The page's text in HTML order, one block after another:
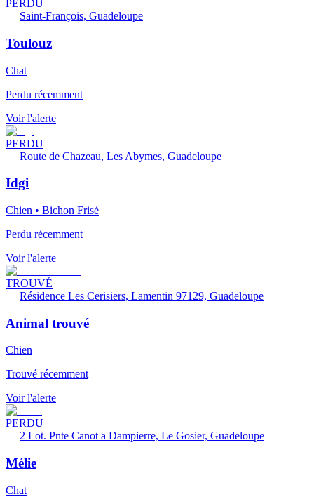
PERDU
Saint-François, Guadeloupe
Toulouz
Chat
Perdu récemment
Voir l'alerte
PERDU
Route de Chazeau, Les Abymes, Guadeloupe
Idgi
Chien • Bichon Frisé
Perdu récemment
Voir l'alerte
TROUVÉ
Résidence Les Cerisiers, Lamentin 97129, Guadeloupe
Animal trouvé
Chien
Trouvé récemment
Voir l'alerte
PERDU
2 Lot. Pnte Canot a Dampierre, Le Gosier, Guadeloupe
Mélie
Chat